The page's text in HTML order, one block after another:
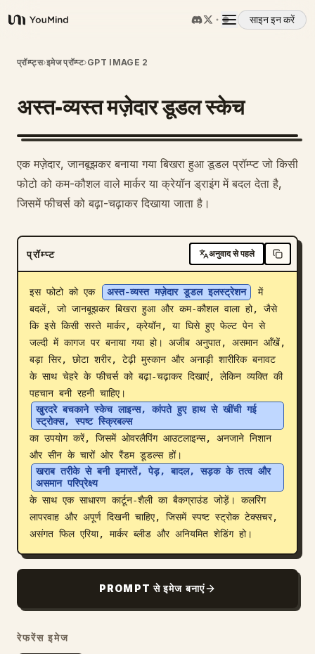
YouMind
साइन इन करें
अवलोकन
उपयोग के मामले
प्रॉम्प्ट
मूल्य निर्धारण
डाउनलोड
अपडेट
प्रॉम्प्ट्स›इमेज प्रॉम्प्ट›GPT IMAGE 2
अस्त-व्यस्त मज़ेदार डूडल स्केच
एक मज़ेदार, जानबूझकर बनाया गया बिखरा हुआ डूडल प्रॉम्प्ट जो किसी
फोटो को कम-कौशल वाले मार्कर या क्रेयॉन ड्राइंग में बदल देता है,
जिसमें फीचर्स को बढ़ा-चढ़ाकर दिखाया जाता है।
प्रॉम्प्ट अनुवाद से पहले
इस फोटो को एक अस्त-व्यस्त मज़ेदार डूडल इलस्ट्रेशन
में
बदलें, जो जानबूझकर बिखरा हुआ और कम-कौशल वाला हो, जैसे
कि इसे किसी सस्ते मार्कर, क्रेयॉन, या घिसे हुए फेल्ट पेन से
जल्दी में कागज पर बनाया गया हो। अजीब अनुपात, असमान आँखें,
बड़ा सिर, छोटा शरीर, टेढ़ी मुस्कान और अनाड़ी शारीरिक बनावट
के साथ चेहरे के फीचर्स को बढ़ा-चढ़ाकर दिखाएं, लेकिन व्यक्ति की
पहचान बनी रहनी चाहिए।
खुरदरे बचकाने स्केच लाइन्स, कांपते हुए हाथ से खींची गई
स्ट्रोक्स, स्पष्ट स्क्रिबल्स
का उपयोग करें, जिसमें ओवरलैपिंग आउटलाइन्स, अनजाने निशान
और सीन के चारों ओर रैंडम डूडल्स हों।
खराब तरीके से बनी इमारतें, पेड़, बादल, सड़क के तत्व और
असमान परिप्रेक्ष्य
के साथ एक साधारण कार्टून-शैली का बैकग्राउंड जोड़ें। कलरिंग
लापरवाह और अपूर्ण दिखनी चाहिए, जिसमें स्पष्ट स्ट्रोक टेक्सचर,
असंगत फिल एरिया, मार्कर ब्लीड और अनियमित शेडिंग हो।
PROMPT से इमेज बनाएं
रेफरेंस इमेज